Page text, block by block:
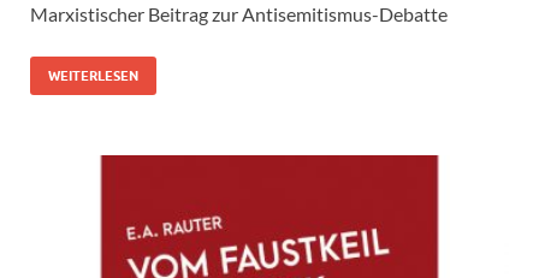
Marxistischer Beitrag zur Antisemitismus-Debatte
WEITERLESEN